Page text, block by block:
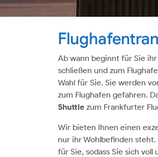
Ab wann beginnt für Sie
schließen und zum
Wahl für Sie. Sie werden
zum Flughafen gefahren.
Shuttle zum Frankfurter
Wir bieten Ihnen einen
nur ihr Wohlbefinden
für Sie, sodass Sie sich